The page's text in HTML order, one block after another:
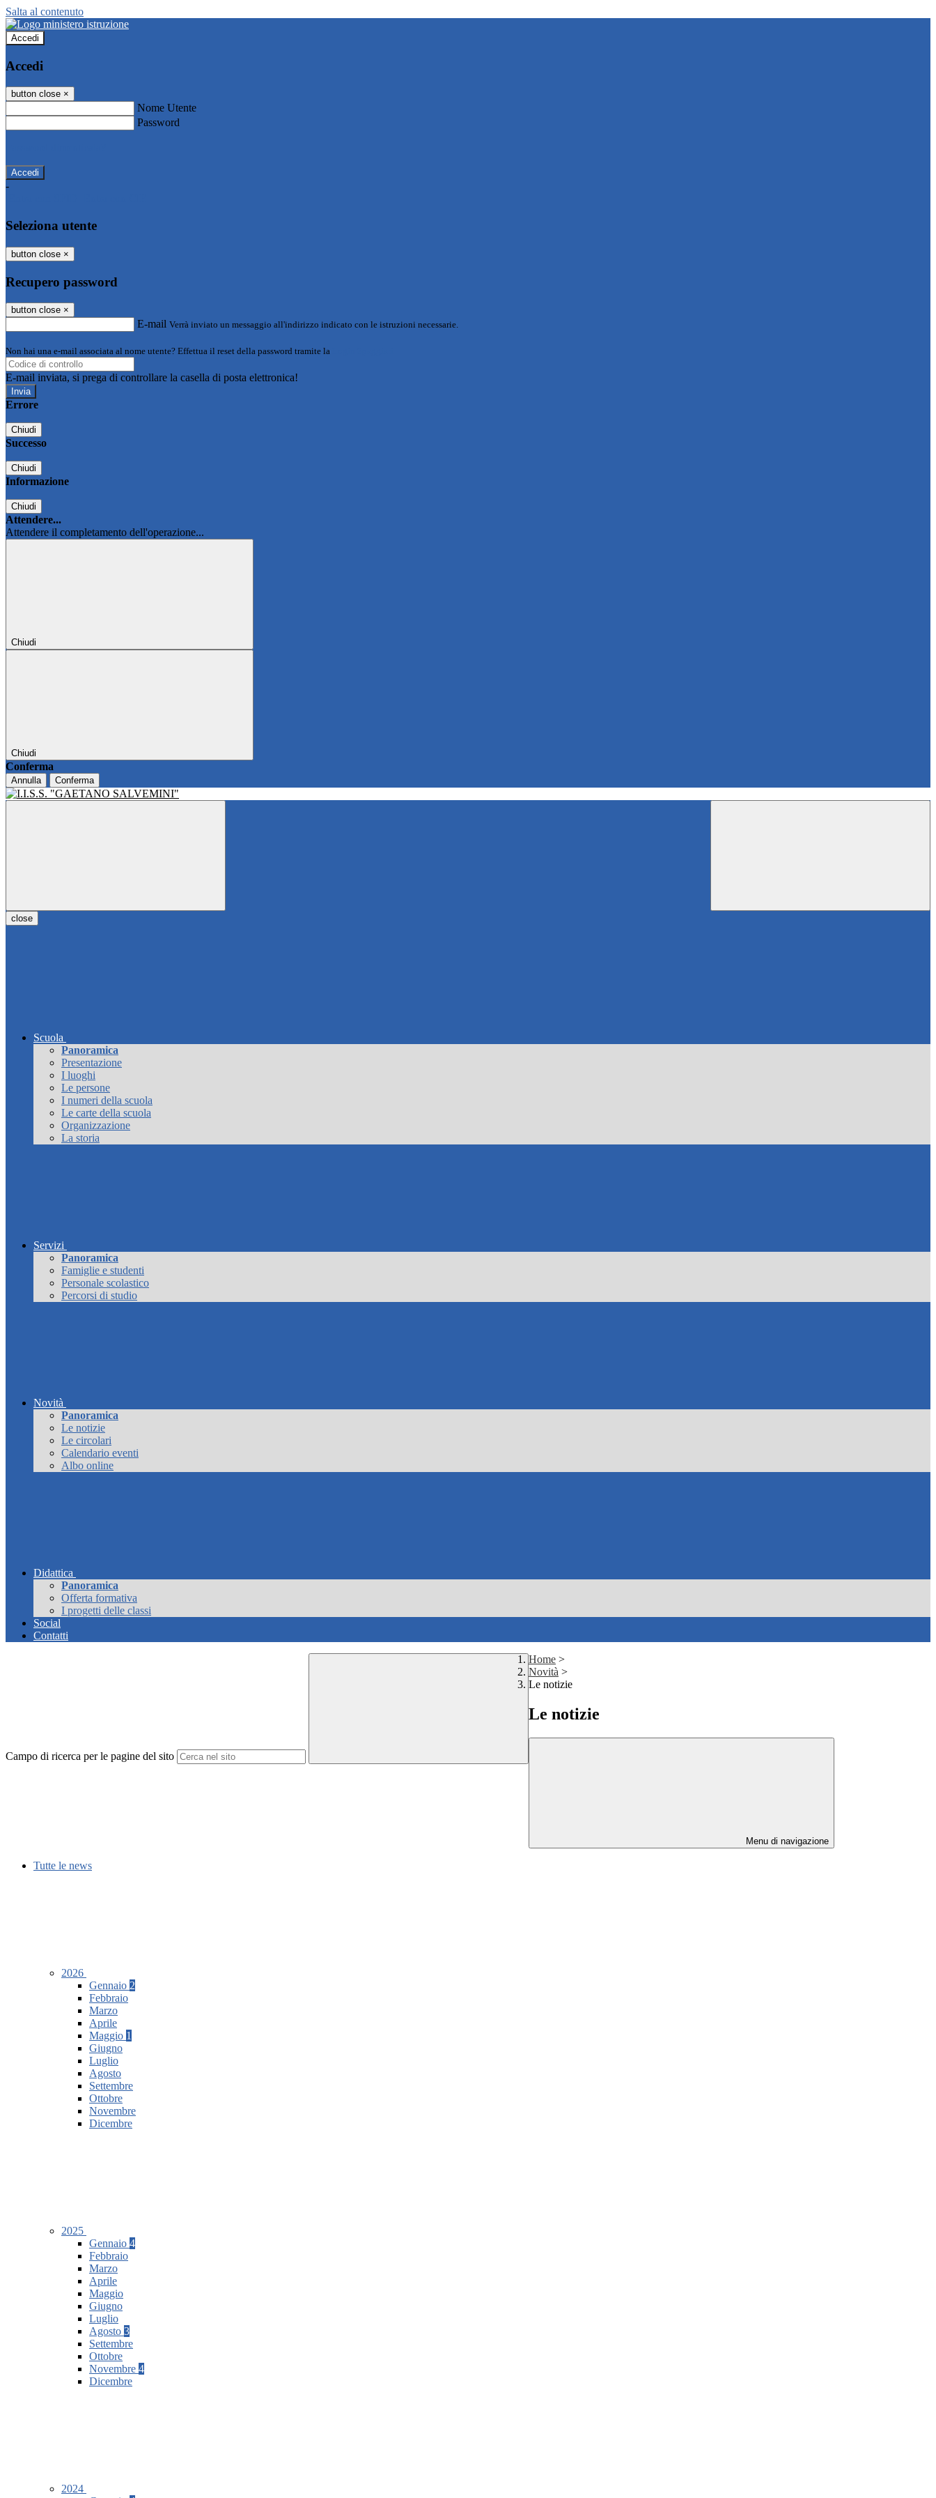
Salta al contenuto
Accedi
Accedi
button close ×
Nome Utente
Password
-
Seleziona utente
button close ×
Recupero password
button close ×
E-mail Verrà inviato un messaggio all'indirizzo indicato con le istruzioni necessarie.
Non hai una e-mail associata al nome utente? Effettua il reset della password tramite la
E-mail inviata, si prega di controllare la casella di posta elettronica!
Errore
Chiudi
Successo
Chiudi
Informazione
Chiudi
Attendere...
Attendere il completamento dell'operazione...
Chiudi
Chiudi
Conferma
Annulla Conferma
close
Scuola
Panoramica
Presentazione
I luoghi
Le persone
I numeri della scuola
Le carte della scuola
Organizzazione
La storia
Servizi
Panoramica
Famiglie e studenti
Personale scolastico
Percorsi di studio
Novità
Panoramica
Le notizie
Le circolari
Calendario eventi
Albo online
Didattica
Panoramica
Offerta formativa
I progetti delle classi
Social
Contatti
Campo di ricerca per le pagine del sito
Home >
Novità >
Le notizie
Le notizie
Menu di navigazione
Tutte le news
2026
Gennaio 2
Febbraio
Marzo
Aprile
Maggio 1
Giugno
Luglio
Agosto
Settembre
Ottobre
Novembre
Dicembre
2025
Gennaio 4
Febbraio
Marzo
Aprile
Maggio
Giugno
Luglio
Agosto 3
Settembre
Ottobre
Novembre 4
Dicembre
2024